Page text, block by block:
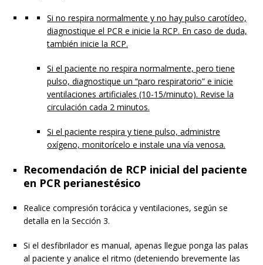
Si no respira normalmente y no hay pulso carotídeo,
diagnostique el PCR e inicie la RCP. En caso de duda,
también inicie la RCP.
Si el paciente no respira normalmente, pero tiene
pulso, diagnostique un “paro respiratorio” e inicie
ventilaciones artificiales (10-15/minuto). Revise la
circulación cada 2 minutos.
Si el paciente respira y tiene pulso, administre
oxígeno, monitorícelo e instale una vía venosa.
Recomendación de RCP inicial del paciente
en PCR perianestésico
Realice compresión torácica y ventilaciones, según se
detalla en la Sección 3.
Si el desfibrilador es manual, apenas llegue ponga las palas
al paciente y analice el ritmo (deteniendo brevemente las